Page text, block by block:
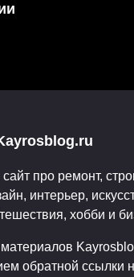
про ремонт,
интерьер,
хобби и
обратной ссылки